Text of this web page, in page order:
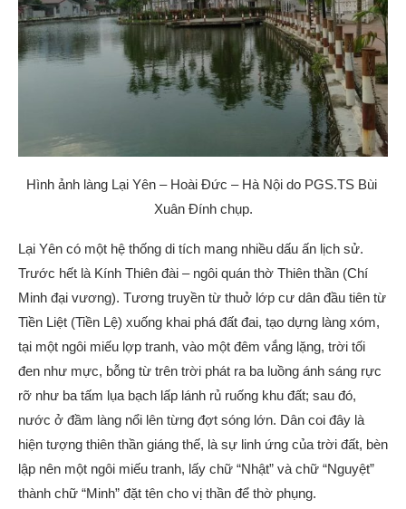
Hình ảnh làng Lại Yên – Hoài Đức – Hà Nội do PGS.TS Bùi
Xuân Đính chụp.
Lại Yên có một hệ thống di tích mang nhiều dấu ấn lịch sử.
Trước hết là Kính Thiên đài – ngôi quán thờ Thiên thần (Chí
Minh đại vương). Tương truyền từ thuở lớp cư dân đầu tiên từ
Tiền Liệt (Tiền Lệ) xuống khai phá đất đai, tạo dựng làng xóm,
tại một ngôi miếu lợp tranh, vào một đêm vắng lặng, trời tối
đen như mực, bỗng từ trên trời phát ra ba luồng ánh sáng rực
rỡ như ba tấm lụa bạch lấp lánh rủ ruống khu đất; sau đó,
nước ở đầm làng nổi lên từng đợt sóng lớn. Dân coi đây là
hiện tượng thiên thần giáng thế, là sự linh ứng của trời đất, bèn
lập nên một ngôi miếu tranh, lấy chữ “Nhật” và chữ “Nguyệt”
thành chữ “Minh” đặt tên cho vị thần để thờ phụng.